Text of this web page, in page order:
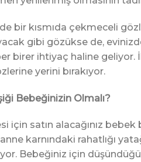
bir kısmıda çekmeceli
gibi gözükse de,
birer ihtiyaç haline
yerini bırakıyor.
Bebeğinizin Olmalı?
için satın alacağınız
karnındaki rahatlığı
Bebeğiniz için